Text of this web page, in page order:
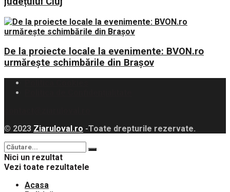
De la proiecte locale la evenimente: BVON.ro
urmărește schimbările din Brașov
© 2023 Ziaruloval.ro -Toate drepturile rezervate.
Nici un rezultat
Vezi toate rezultatele
Acasa